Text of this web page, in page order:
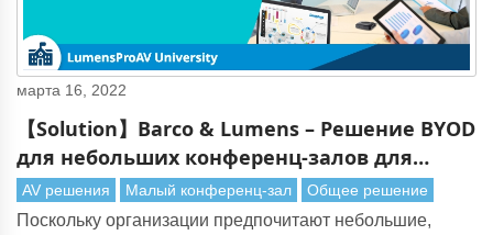
марта 16, 2022
【Solution】Barco & Lumens – Решение BYOD
для небольших конференц-залов для
корпоративных организаций
AV решения Малый конференц-зал Общее решение
Поскольку организации предпочитают небольшие,